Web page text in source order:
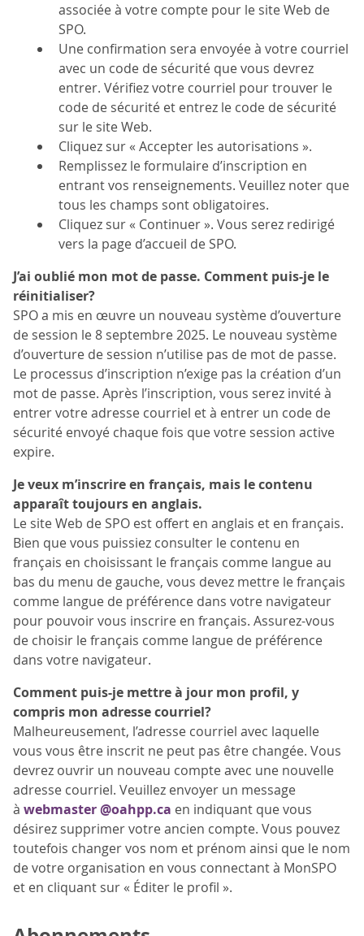
associée à votre compte pour le site Web de
SPO.
Une confirmation sera envoyée à votre courriel
avec un code de sécurité que vous devrez
entrer. Vérifiez votre courriel pour trouver le
code de sécurité et entrez le code de sécurité
sur le site Web.
Cliquez sur « Accepter les autorisations ».
Remplissez le formulaire d’inscription en
entrant vos renseignements. Veuillez noter que
tous les champs sont obligatoires.
Cliquez sur « Continuer ». Vous serez redirigé
vers la page d’accueil de SPO.
J’ai oublié mon mot de passe. Comment puis-je le
réinitialiser?
SPO a mis en œuvre un nouveau système d’ouverture
de session le 8 septembre 2025. Le nouveau système
d’ouverture de session n’utilise pas de mot de passe.
Le processus d’inscription n’exige pas la création d’un
mot de passe. Après l’inscription, vous serez invité à
entrer votre adresse courriel et à entrer un code de
sécurité envoyé chaque fois que votre session active
expire.
Je veux m’inscrire en français, mais le contenu
apparaît toujours en anglais.
Le site Web de SPO est offert en anglais et en français.
Bien que vous puissiez consulter le contenu en
français en choisissant le français comme langue au
bas du menu de gauche, vous devez mettre le français
comme langue de préférence dans votre navigateur
pour pouvoir vous inscrire en français. Assurez-vous
de choisir le français comme langue de préférence
dans votre navigateur.
Comment puis-je mettre à jour mon profil, y
compris mon adresse courriel?
Malheureusement, l’adresse courriel avec laquelle
vous vous être inscrit ne peut pas être changée. Vous
devrez ouvrir un nouveau compte avec une nouvelle
adresse courriel. Veuillez envoyer un message
à webmaster @oahpp.ca en indiquant que vous
désirez supprimer votre ancien compte. Vous pouvez
toutefois changer vos nom et prénom ainsi que le nom
de votre organisation en vous connectant à MonSPO
et en cliquant sur « Éditer le profil ».